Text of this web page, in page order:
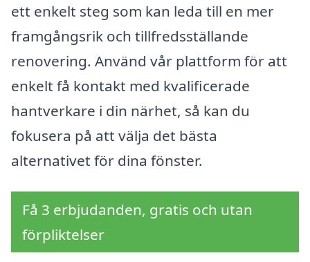
ett enkelt steg som kan leda till en mer
framgångsrik och tillfredsställande
renovering. Använd vår plattform för att
enkelt få kontakt med kvalificerade
hantverkare i din närhet, så kan du
fokusera på att välja det bästa
alternativet för dina fönster.
Få 3 erbjudanden, gratis och utan
förpliktelser